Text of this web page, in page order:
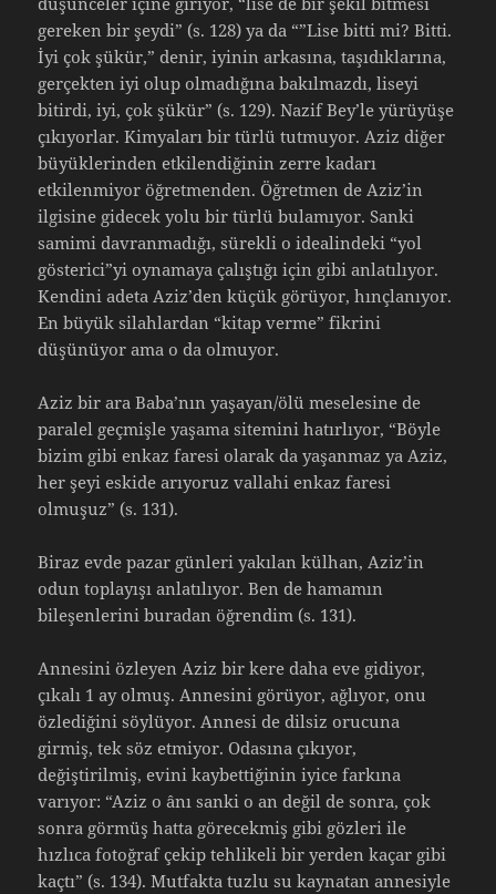
gereken bir şeydi” (s. 128) ya da “”Lise bitti mi? Bitti.
İyi çok şükür,” denir, iyinin arkasına, taşıdıklarına,
gerçekten iyi olup olmadığına bakılmazdı, liseyi
bitirdi, iyi, çok şükür” (s. 129). Nazif Bey’le yürüyüşe
çıkıyorlar. Kimyaları bir türlü tutmuyor. Aziz diğer
büyüklerinden etkilendiğinin zerre kadarı
etkilenmiyor öğretmenden. Öğretmen de Aziz’in
ilgisine gidecek yolu bir türlü bulamıyor. Sanki
samimi davranmadığı, sürekli o idealindeki “yol
gösterici”yi oynamaya çalıştığı için gibi anlatılıyor.
Kendini adeta Aziz’den küçük görüyor, hınçlanıyor.
En büyük silahlardan “kitap verme” fikrini
düşünüyor ama o da olmuyor.
Aziz bir ara Baba’nın yaşayan/ölü meselesine de
paralel geçmişle yaşama sitemini hatırlıyor, “Böyle
bizim gibi enkaz faresi olarak da yaşanmaz ya Aziz,
her şeyi eskide arıyoruz vallahi enkaz faresi
olmuşuz” (s. 131).
Biraz evde pazar günleri yakılan külhan, Aziz’in
odun toplayışı anlatılıyor. Ben de hamamın
bileşenlerini buradan öğrendim (s. 131).
Annesini özleyen Aziz bir kere daha eve gidiyor,
çıkalı 1 ay olmuş. Annesini görüyor, ağlıyor, onu
özlediğini söylüyor. Annesi de dilsiz orucuna
girmiş, tek söz etmiyor. Odasına çıkıyor,
değiştirilmiş, evini kaybettiğinin iyice farkına
varıyor: “Aziz o ânı sanki o an değil de sonra, çok
sonra görmüş hatta görecekmiş gibi gözleri ile
hızlıca fotoğraf çekip tehlikeli bir yerden kaçar gibi
kaçtı” (s. 134). Mutfakta tuzlu su kaynatan annesiyle